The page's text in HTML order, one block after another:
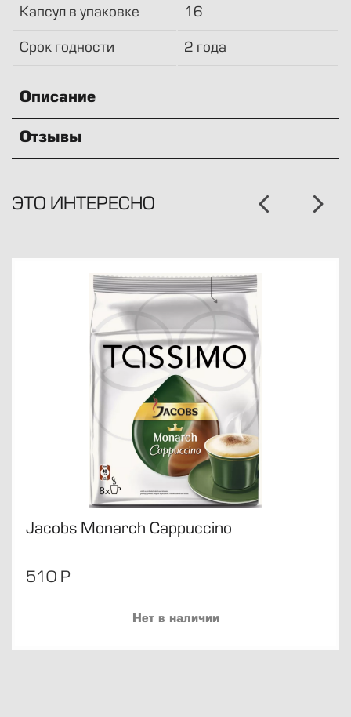
Капсул в упаковке 16
Срок годности 2 года
Описание
Отзывы
ЭТО ИНТЕРЕСНО
Jacobs Monarch Cappuccino
510 Р
Нет в наличии